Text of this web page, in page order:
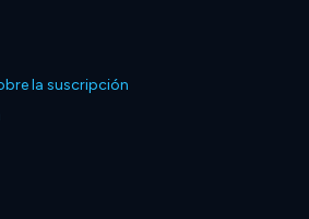
la suscripción